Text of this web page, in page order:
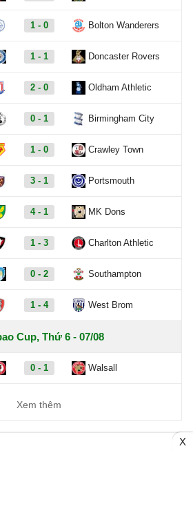
1 - 0 Bolton Wanderers
1 - 1 Doncaster Rovers
2 - 0 Oldham Athletic
0 - 1 Birmingham City
1 - 0 Crawley Town
3 - 1 Portsmouth
4 - 1 MK Dons
1 - 3 Charlton Athletic
0 - 2 Southampton
1 - 4 West Brom
Cup, Thứ 6 - 07/08
0 - 1 Walsall
Xem thêm
X